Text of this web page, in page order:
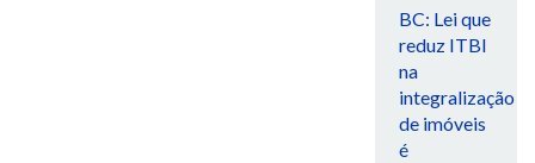
BC: Lei que
reduz ITBI
na
integralização
de imóveis
é